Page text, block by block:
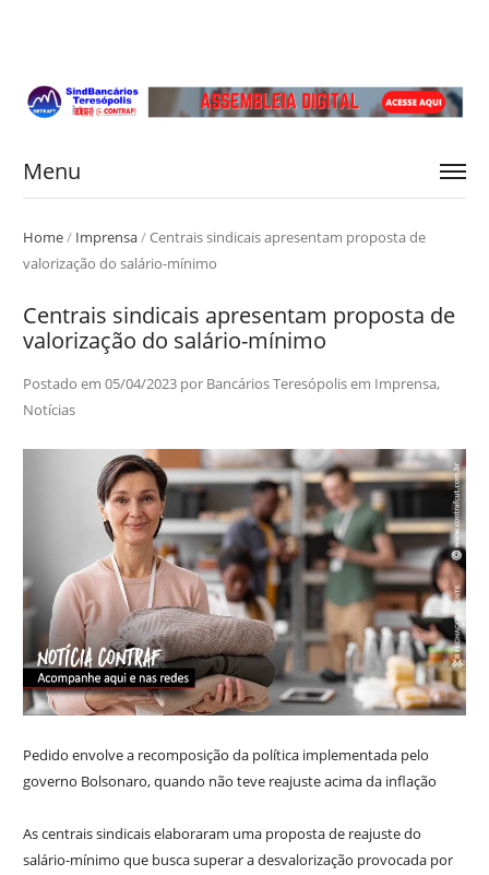
Menu
Home/ Imprensa/Centrais sindicais apresentam proposta de
valorização do salário-mínimo
Centrais sindicais apresentam proposta de
valorização do salário-mínimo
Postado em 05/04/2023por Bancários Teresópolisem Imprensa,
Notícias
Pedido envolve a recomposição da política implementada pelo
governo Bolsonaro, quando não teve reajuste acima da inflação
As centrais sindicais elaboraram uma proposta de reajuste do
salário-mínimo que busca superar a desvalorização provocada por